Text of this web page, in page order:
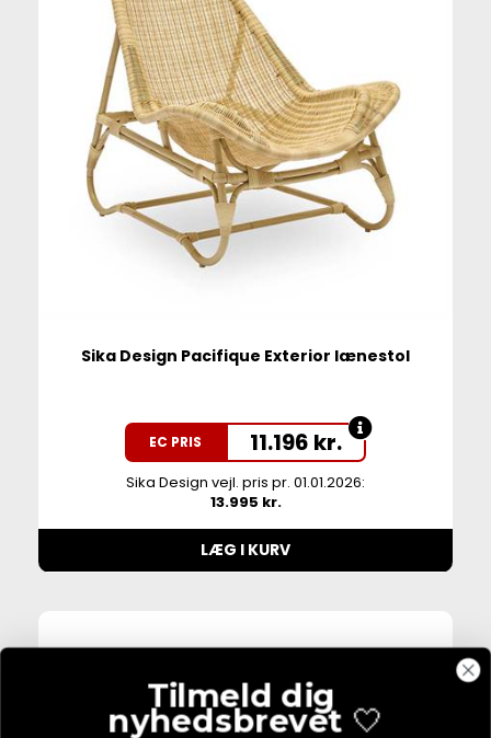
Sika Design Pacifique Exterior lænestol
EC PRIS 11.196 kr.
Sika Design vejl. pris pr. 01.01.2026:
13.995 kr.
LÆG I KURV
Tilmeld dig
nyhedsbrevet 🤍